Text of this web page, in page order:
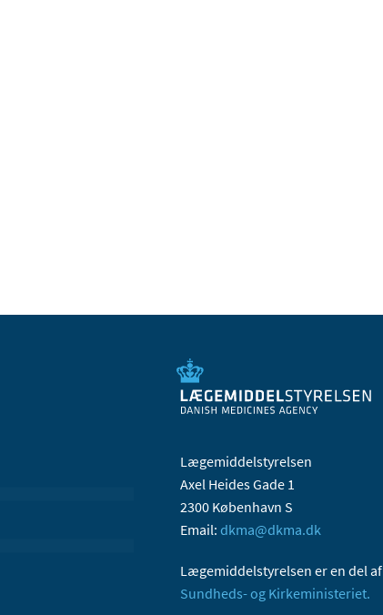
Lægemiddelstyrelsen
Axel Heides Gade 1
2300 København S
Email: dkma@dkma.dk
Lægemiddelstyrelsen er en del af
Sundheds- og Kirkeministeriet.